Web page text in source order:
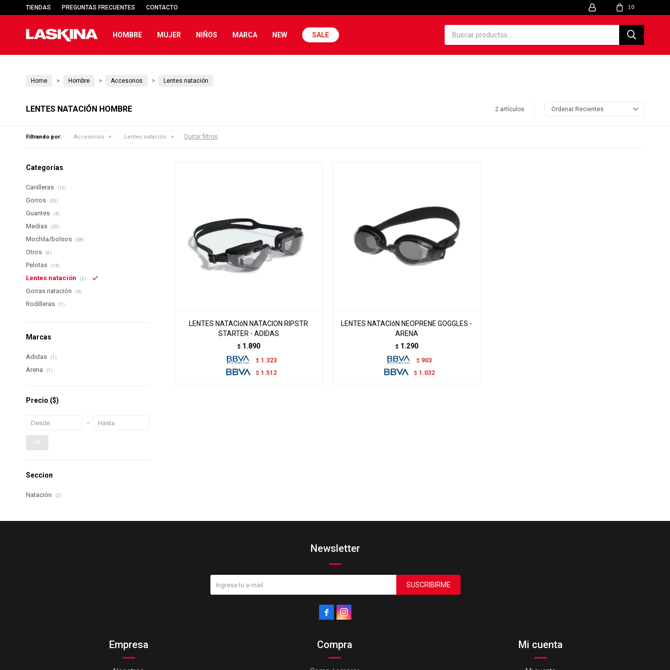
HOMBRE MUJER NIÑOS MARCA NEW SALE
$ 0
TIENDAS PREGUNTAS FRECUENTES CONTACTO
Home Hombre Accesorios Lentes natación
LENTES NATACIÓN HOMBRE 2 artículos Recientes
Filtrando por: Accesorios Lentes natación Quitar filtros
LENTES NATACIóN NATACION RIPSTR
STARTER - ADIDAS
$ 1.890
$ 1.323
$ 1.512
LENTES NATACIóN NEOPRENE GOGGLES -
ARENA
$ 1.290
$ 903
$ 1.032
Categorías
Canilleras (12)
Gorros (33)
Guantes (4)
Medias (20)
Mochila/bolsos (38)
Otros (6)
Pelotas (14)
Lentes natación (2)
Gorras natación (4)
Rodilleras (1)
Marcas
Adidas (1)
Arena (1)
Precio ($)
OK
Seccion
Natación (2)
Empresa Compra Mi cuenta
Newsletter
SUSCRIBIRME
 